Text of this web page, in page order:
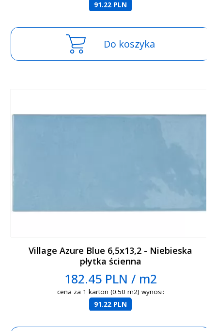
91.22 PLN
Do koszyka
Village Azure Blue 6,5x13,2 - Niebieska
płytka ścienna
182.45 PLN / m2
cena za 1 karton (0.50 m2) wynosi:
91.22 PLN